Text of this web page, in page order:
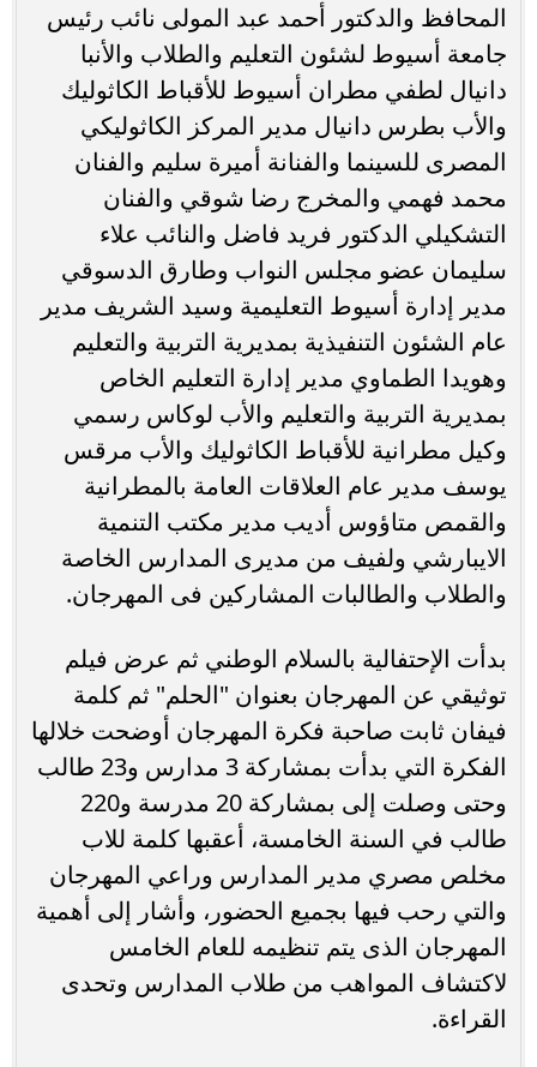
المحافظ والدكتور أحمد عبد المولى نائب رئيس
جامعة أسيوط لشئون التعليم والطلاب والأنبا
دانيال لطفي مطران أسيوط للأقباط الكاثوليك
والأب بطرس دانيال مدير المركز الكاثوليكي
المصرى للسينما والفنانة أميرة سليم والفنان
محمد فهمي والمخرج رضا شوقي والفنان
التشكيلي الدكتور فريد فاضل والنائب علاء
سليمان عضو مجلس النواب وطارق الدسوقي
مدير إدارة أسيوط التعليمية وسيد الشريف مدير
عام الشئون التنفيذية بمديرية التربية والتعليم
وهويدا الطماوي مدير إدارة التعليم الخاص
بمديرية التربية والتعليم والأب لوكاس رسمي
وكيل مطرانية للأقباط الكاثوليك والأب مرقس
يوسف مدير عام العلاقات العامة بالمطرانية
والقمص متاؤوس أديب مدير مكتب التنمية
الايبارشي ولفيف من مديرى المدارس الخاصة
والطلاب والطالبات المشاركين فى المهرجان.
بدأت الإحتفالية بالسلام الوطني ثم عرض فيلم
توثيقي عن المهرجان بعنوان "الحلم" ثم كلمة
فيفان ثابت صاحبة فكرة المهرجان أوضحت خلالها
الفكرة التي بدأت بمشاركة 3 مدارس و23 طالب
وحتى وصلت إلى بمشاركة 20 مدرسة و220
طالب في السنة الخامسة، أعقبها كلمة للاب
مخلص مصري مدير المدارس وراعي المهرجان
والتي رحب فيها بجميع الحضور، وأشار إلى أهمية
المهرجان الذى يتم تنظيمه للعام الخامس
لاكتشاف المواهب من طلاب المدارس وتحدى
القراءة.